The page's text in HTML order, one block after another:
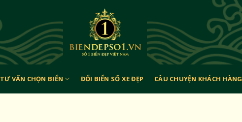
TƯ VẤN CHỌN BIỂN ĐỔI BIỂN SỐ XE ĐẸP CÂU CHUYỆN KHÁCH HÀNG